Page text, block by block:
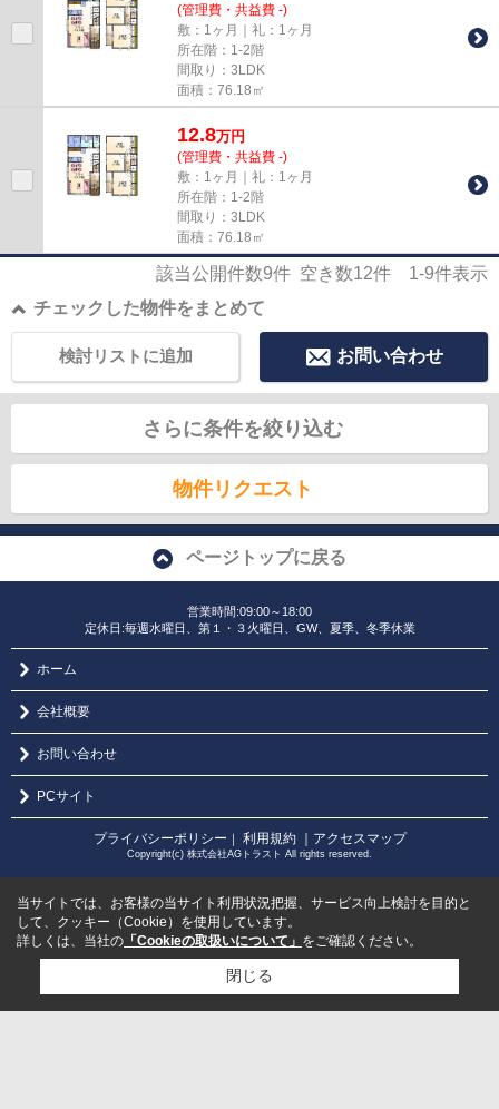
(管理費・共益費 -)
敷：1ヶ月｜礼：1ヶ月
所在階：1-2階
間取り：3LDK
面積：76.18㎡
12.8万円
(管理費・共益費 -)
敷：1ヶ月｜礼：1ヶ月
所在階：1-2階
間取り：3LDK
面積：76.18㎡
該当公開件数9件 空き数12件 1-9件表示
チェックした物件をまとめて
お問い合わせ
検討リストに追加
さらに条件を絞り込む
物件リクエスト
ページトップに戻る
営業時間:09:00～18:00
定休日:毎週水曜日、第１・３火曜日、GW、夏季、冬季休業
ホーム
会社概要
お問い合わせ
PCサイト
プライバシーポリシー ｜ 利用規約 ｜アクセスマップ
Copyright(c) 株式会社AGトラスト All rights reserved.
当サイトでは、お客様の当サイト利用状況把握、サービス向上検討を目的と
して、クッキー（Cookie）を使用しています。
詳しくは、当社の 「Cookieの取扱いについて」 をご確認ください。
閉じる